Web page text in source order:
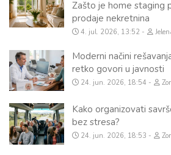
Zašto je home staging
prodaje nekretnina
4. jul. 2026, 13:52
Moderni načini
retko govori u javnosti
24. jun. 2026, 18:54
Kako organizovati
bez stresa?
24. jun. 2026, 18:53